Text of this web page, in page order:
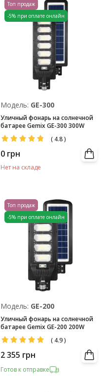
Топ продаж
-5% при оплате онлайн
Модель: GE-300
Уличный фонарь на солнечной
батарее Gemix GE-300 300W
( 4.8)
0 грн
Нет на складе
Топ продаж
-5% при оплате онлайн
Модель: GE-200
Уличный фонарь на солнечной
батарее Gemix GE-200 200W
( 4.9)
2 355 грн
Готов к отправке